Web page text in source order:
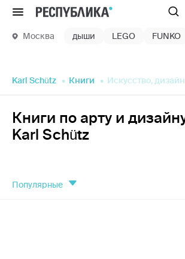
Меню
Москва дыши LEGO FUNKO
Karl Schütz Книги Искусство,
Книги по арту и
Karl Schütz
популярные